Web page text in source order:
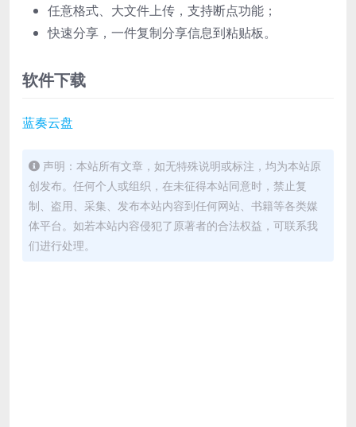
任意格式、大文件上传，支持断点功能；
快速分享，一件复制分享信息到粘贴板。
软件下载
蓝奏云盘
声明：本站所有文章，如无特殊说明或标注，均为本站原
创发布。任何个人或组织，在未征得本站同意时，禁止复
制、盗用、采集、发布本站内容到任何网站、书籍等各类媒
体平台。如若本站内容侵犯了原著者的合法权益，可联系我
们进行处理。